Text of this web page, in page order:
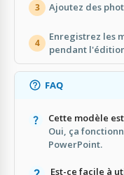
3 Ajoutez des
4
Enregistrez les
pendant
FAQ
Cette modèle
Oui, ça
PowerPoint.
Est-ce facile à